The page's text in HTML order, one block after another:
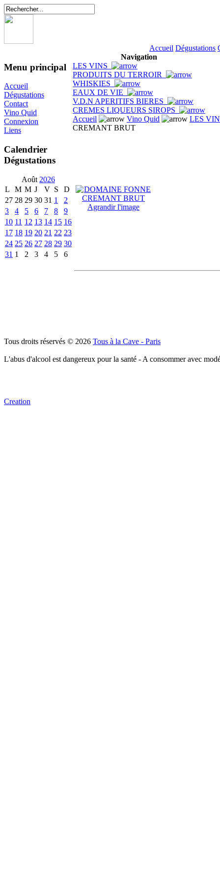
Accueil Dégustations
Menu principal
Accueil
Dégustations
Contact
Vino Quid
Connexion
Liens
Calendrier
Dégustations
Août 2026
L
M M J V S
D
27 28 29 30 31 1
2
3
4 5 6 7 8
9
10 11 12 13 14 15 16
17 18 19 20 21 22 23
24 25 26 27 28 29 30
31 1 2 3 4 5 6
Navigation
LES VINS
PRODUITS DU TERROIR
WHISKIES
EAUX DE VIE
V.D.N APERITIFS BIERES
CREMES LIQUEURS SIROPS
Accueil
Vino Quid
LES
CREMANT BRUT
Agrandir l'image
Tous droits réservés © 2026 Tous à la Cave - Paris
L'abus d'alcool est dangereux pour la santé - A consommer avec
Creation